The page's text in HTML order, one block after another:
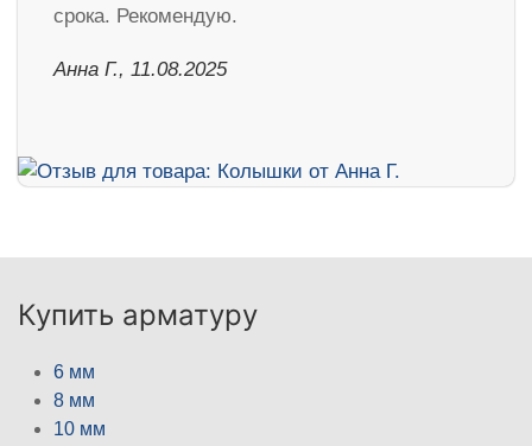
срока. Рекомендую.
Анна Г., 11.08.2025
Купить арматуру
6 мм
8 мм
10 мм